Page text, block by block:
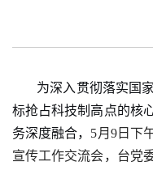
为深入贯彻落实国
标抢占科技制高点的核
务深度融合， 5月 9日下
宣传工作交流会，台党